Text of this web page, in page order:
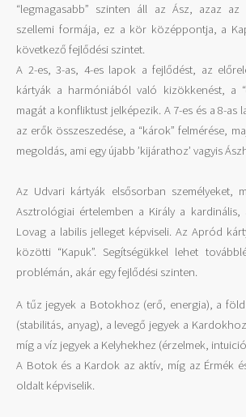
“legmagasabb” szinten áll az Ász, azaz
szellemi formája, ez a kör középpontja, a
következő fejlődési szintet.
A 2-es, 3-as, 4-es lapok a fejlődést, az
kártyák a harmóniából való kizökkenést, a
magát a konfliktust jelképezik. A 7-es és a 8-as
az erők összeszedése, a “károk” felmérése,
megoldás, ami egy újabb ’kijárathoz’ vagyis
Az Udvari kártyák elsősorban személyeket,
Asztrológiai értelemben a Király a
Lovag a labilis jelleget képviseli. Az Apród
közötti “Kapuk”. Segítségükkel lehet
problémán, akár egy fejlődési szinten.
A tűz jegyek a Botokhoz (erő, energia), a föld
(stabilitás, anyag), a levegő jegyek a
míg a víz jegyek a Kelyhekhez (érzelmek,
A Botok és a Kardok az aktív, míg az Érmék
oldalt képviselik.